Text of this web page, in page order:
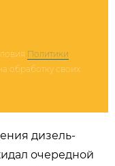
Политики
обработку своих
дизель-
очередной